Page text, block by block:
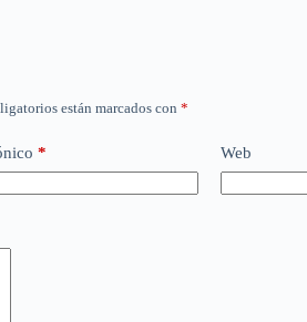
están marcados con *
* Web